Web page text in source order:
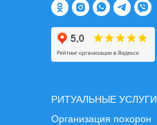
РИТУАЛЬНЫЕ УСЛУГИ
Организация похорон